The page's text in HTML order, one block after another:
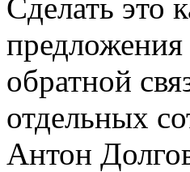
Сделать это
обратной
отдельных
Антон